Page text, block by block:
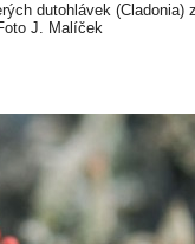
dutohlávek
J. Malíček